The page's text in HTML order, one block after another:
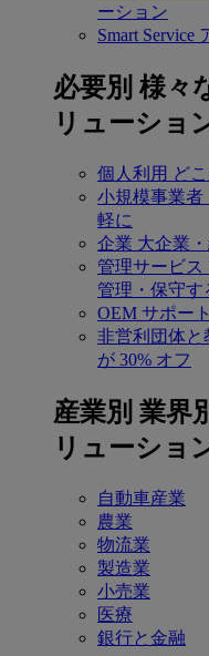
ーション
Smart Service
必要別 様々
リューショ
個人利用 ど
小規模事業者
軽に
企業 大企業
管理サービス
管理・保守す
OEM サポー
非営利団体と
が 30% オフ
産業別 業界
リューショ
自動車産業
農業
物流業
製造業
小売業
医療
銀行と金融